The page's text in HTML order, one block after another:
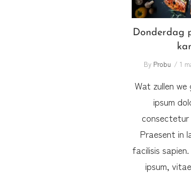
Donderdag
By Probu 1
Wat zullen
ipsum
consectetur
Praesent in
facilisis
ipsum,